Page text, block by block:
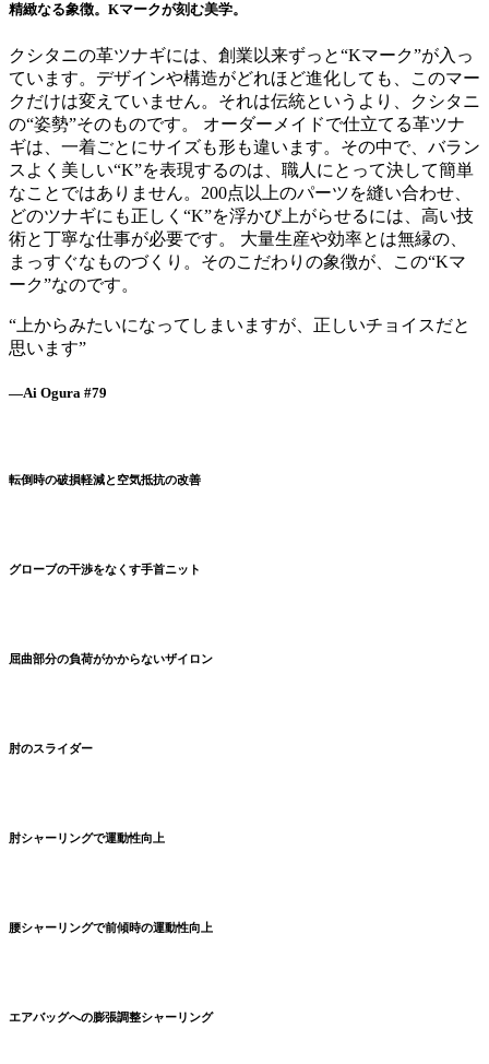
精緻なる象徴。Kマークが刻む美学。
クシタニの革ツナギには、創業以来ずっと“Kマーク”が入っ
ています。デザインや構造がどれほど進化しても、このマー
クだけは変えていません。それは伝統というより、クシタニ
の“姿勢”そのものです。 オーダーメイドで仕立てる革ツナ
ギは、一着ごとにサイズも形も違います。その中で、バラン
スよく美しい“K”を表現するのは、職人にとって決して簡単
なことではありません。200点以上のパーツを縫い合わせ、
どのツナギにも正しく“K”を浮かび上がらせるには、高い技
術と丁寧な仕事が必要です。 大量生産や効率とは無縁の、
まっすぐなものづくり。そのこだわりの象徴が、この“Kマ
ーク”なのです。
“上からみたいになってしまいますが、正しいチョイスだと
思います”
—Ai Ogura #79
転倒時の破損軽減と空気抵抗の改善
グローブの干渉をなくす手首ニット
屈曲部分の負荷がかからないザイロン
肘のスライダー
肘シャーリングで運動性向上
腰シャーリングで前傾時の運動性向上
エアバッグへの膨張調整シャーリング